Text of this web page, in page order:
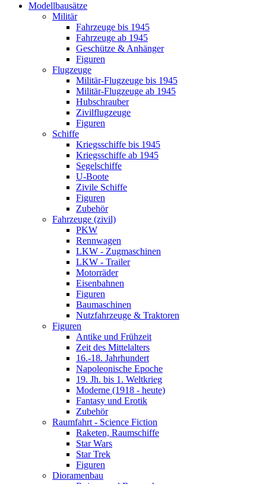
Modellbausätze
Militär
Fahrzeuge bis 1945
Fahrzeuge ab 1945
Geschütze & Anhänger
Figuren
Flugzeuge
Militär-Flugzeuge bis 1945
Militär-Flugzeuge ab 1945
Hubschrauber
Zivilflugzeuge
Figuren
Schiffe
Kriegsschiffe bis 1945
Kriegsschiffe ab 1945
Segelschiffe
U-Boote
Zivile Schiffe
Figuren
Zubehör
Fahrzeuge (zivil)
PKW
Rennwagen
LKW - Zugmaschinen
LKW - Trailer
Motorräder
Eisenbahnen
Figuren
Baumaschinen
Nutzfahrzeuge & Traktoren
Figuren
Antike und Frühzeit
Zeit des Mittelalters
16.-18. Jahrhundert
Napoleonische Epoche
19. Jh. bis 1. Weltkrieg
Moderne (1918 - heute)
Fantasy und Erotik
Zubehör
Raumfahrt - Science Fiction
Raketen, Raumschiffe
Star Wars
Star Trek
Figuren
Dioramenbau